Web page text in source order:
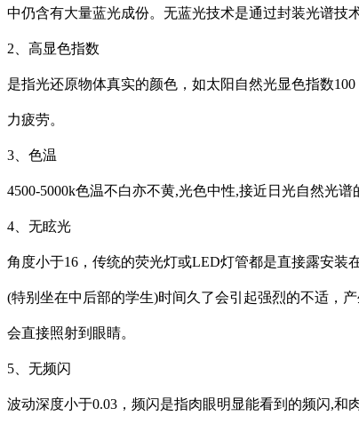
中仍含有大量蓝光成份。无蓝光技术是通过封装光谱技
2、高显色指数
是指光还原物体真实的颜色，如太阳自然光显色指数
力疲劳。
3、色温
4500-5000k色温不白亦不黄,光色中性,接近日光自然光
4、无眩光
角度小于16，传统的荧光灯或LED灯管都是直接露安
(特别坐在中后部的学生)时间久了会引起强烈的不适，
会直接照射到眼睛。
5、无频闪
波动深度小于0.03，频闪是指肉眼明显能看到的频闪,